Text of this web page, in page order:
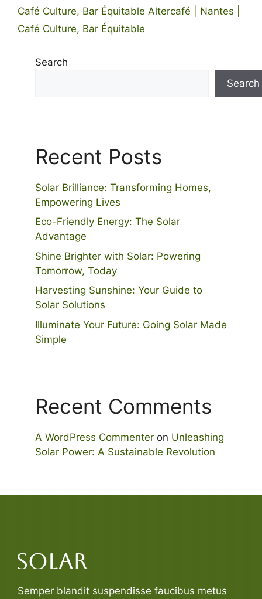
Café Culture, Bar Équitable Altercafé | Nantes |
Café Culture, Bar Équitable
Search
Search
Recent Posts
Solar Brilliance: Transforming Homes,
Empowering Lives
Eco-Friendly Energy: The Solar
Advantage
Shine Brighter with Solar: Powering
Tomorrow, Today
Harvesting Sunshine: Your Guide to
Solar Solutions
Illuminate Your Future: Going Solar Made
Simple
Recent Comments
A WordPress Commenter on Unleashing
Solar Power: A Sustainable Revolution
Semper blandit suspendisse faucibus metus